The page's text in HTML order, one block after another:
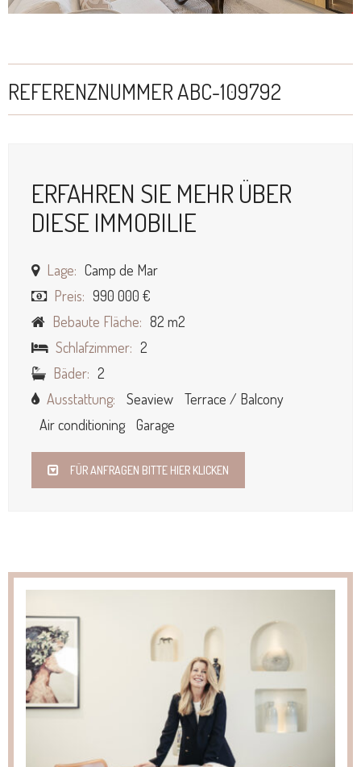
REFERENZNUMMER ABC-109792
ERFAHREN SIE MEHR ÜBER
DIESE IMMOBILIE
Lage: Camp de Mar
Preis: 990 000 €
Bebaute Fläche: 82 m2
Schlafzimmer: 2
Bäder: 2
Ausstattung:
Seaview
Terrace / Balcony
Air conditioning
Garage
FÜR ANFRAGEN BITTE HIER KLICKEN